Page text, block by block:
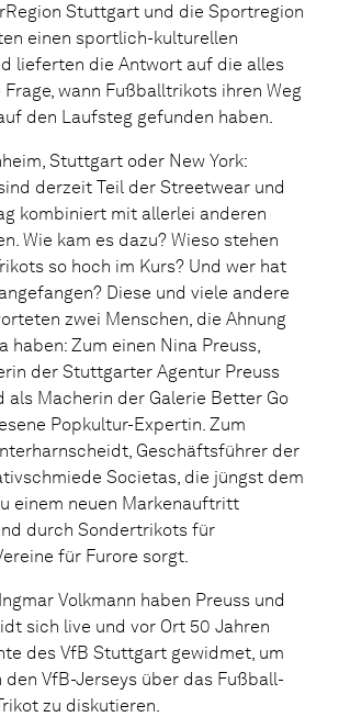
Stuttgart und die Sportregion
einen sportlich-kulturellen
lieferten die Antwort auf die alles
wann Fußballtrikots ihren Weg
den Laufsteg gefunden haben.
Stuttgart oder New York:
derzeit Teil der Streetwear und
kombiniert mit allerlei anderen
Wie kam es dazu? Wieso stehen
so hoch im Kurs? Und wer hat
Diese und viele andere
zwei Menschen, die Ahnung
haben: Zum einen Nina Preuss,
der Stuttgarter Agentur Preuss
als Macherin der Galerie Better Go
Popkultur-Expertin. Zum
Geschäftsführer der
Societas, die jüngst dem
einem neuen Markenauftritt
durch Sondertrikots für
für Furore sorgt.
Volkmann haben Preuss und
sich live und vor Ort 50 Jahren
des VfB Stuttgart gewidmet, um
den VfB-Jerseys über das Fußball-
zu diskutieren.